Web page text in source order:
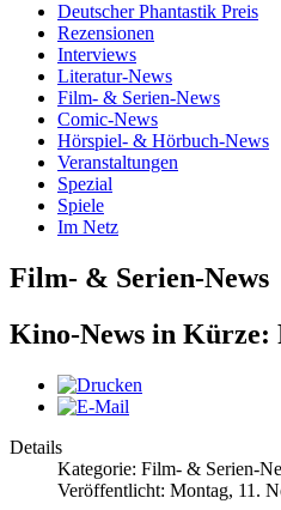
Deutscher Phantastik Preis
Rezensionen
Interviews
Literatur-News
Film- & Serien-News
Comic-News
Hörspiel- & Hörbuch-News
Veranstaltungen
Spezial
Spiele
Im Netz
Film- & Serien-News
Kino-News in
Details
Kategorie: Film- & Serien-
Veröffentlicht: Montag, 11.